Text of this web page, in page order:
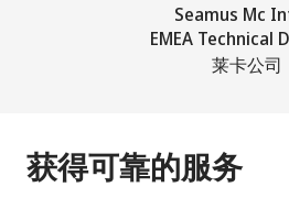
Seamus Mc
EMEA Technical
莱卡公司
获得可靠的服务